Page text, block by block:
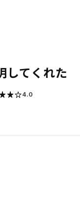
してくれた
4.0